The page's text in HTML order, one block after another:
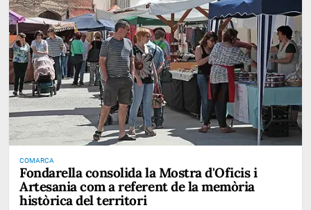
COMARCA
Fondarella consolida la Mostra d'Oficis i
Artesania com a referent de la memòria
històrica del territori